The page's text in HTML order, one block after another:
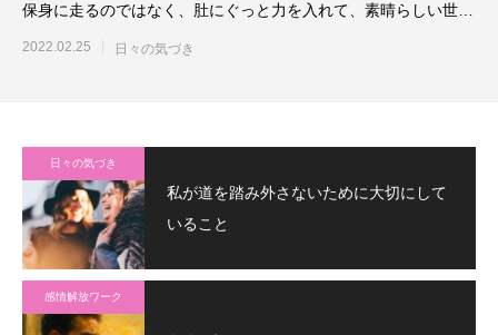
保身に走るのではなく、肚にぐっと力を入れて、素晴らしい世界
を自分たちが作っていくん
2022.02.25 日々の気づき
日々の気づき
私が道を踏み外さないために大切にして
いること
感情解放ワーク